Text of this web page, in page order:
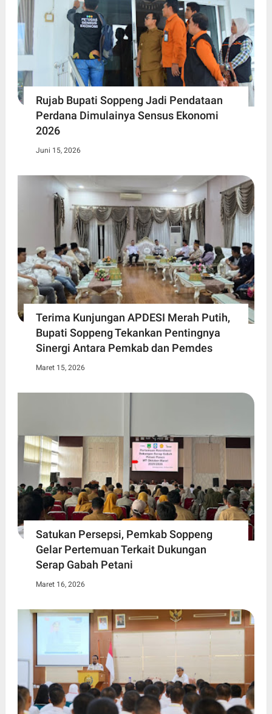
Rujab Bupati Soppeng Jadi Pendataan
Perdana Dimulainya Sensus Ekonomi
2026
Juni 15, 2026
Terima Kunjungan APDESI Merah Putih,
Bupati Soppeng Tekankan Pentingnya
Sinergi Antara Pemkab dan Pemdes
Maret 15, 2026
Satukan Persepsi, Pemkab Soppeng
Gelar Pertemuan Terkait Dukungan
Serap Gabah Petani
Maret 16, 2026